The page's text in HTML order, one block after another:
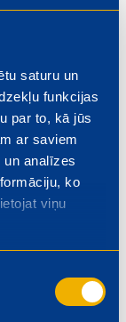
saturu un
funkcijas
par to, kā jūs
ar saviem
analīzes
ko
viņu